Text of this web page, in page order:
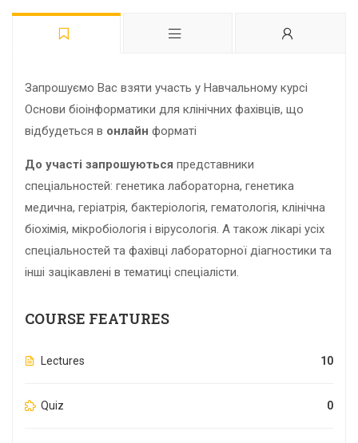
Запрошуємо Вас взяти участь у Навчальному курсі
Основи біоінформатики для клінічних фахівців, що
відбудеться в онлайн форматі
До участі запрошуються представники
спеціальностей: генетика лабораторна, генетика
медична, геріатрія, бактеріологія, гематологія, клінічна
біохімія, мікробіологія і вірусологія. А також лікарі усіх
спеціальностей та фахівці лабораторної діагностики та
інші зацікавлені в тематиці спеціалісти.
COURSE FEATURES
Lectures 10
Quiz 0